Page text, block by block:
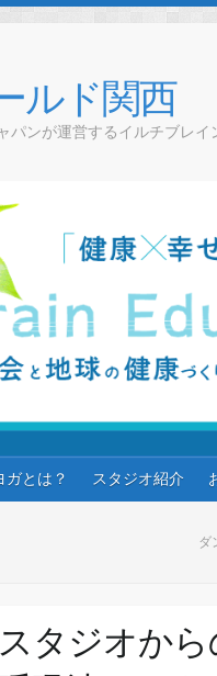
ルド関西
パンが運営するイルチブレ
ガとは？ スタジオ紹介
ダ
タジオか